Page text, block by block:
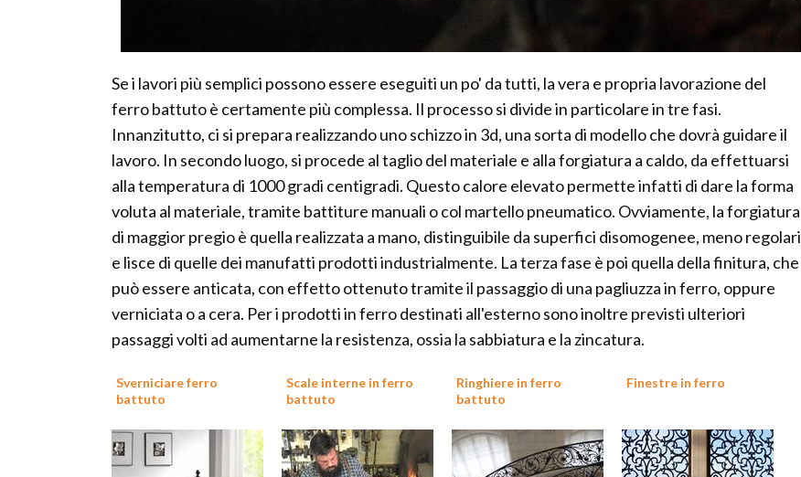
Se i lavori più semplici possono essere eseguiti un po' da tutti, la vera e propria lavorazione del
ferro battuto è certamente più complessa. Il processo si divide in particolare in tre fasi.
Innanzitutto, ci si prepara realizzando uno schizzo in 3d, una sorta di modello che dovrà guidare il
lavoro. In secondo luogo, si procede al taglio del materiale e alla forgiatura a caldo, da effettuarsi
alla temperatura di 1000 gradi centigradi. Questo calore elevato permette infatti di dare la forma
voluta al materiale, tramite battiture manuali o col martello pneumatico. Ovviamente, la forgiatura
di maggior pregio è quella realizzata a mano, distinguibile da superfici disomogenee, meno regolari
e lisce di quelle dei manufatti prodotti industrialmente. La terza fase è poi quella della finitura, che
può essere anticata, con effetto ottenuto tramite il passaggio di una pagliuzza in ferro, oppure
verniciata o a cera. Per i prodotti in ferro destinati all'esterno sono inoltre previsti ulteriori
passaggi volti ad aumentarne la resistenza, ossia la sabbiatura e la zincatura.
Sverniciare ferro
battuto
Scale interne in ferro
battuto
Ringhiere in ferro
battuto
Finestre in ferro